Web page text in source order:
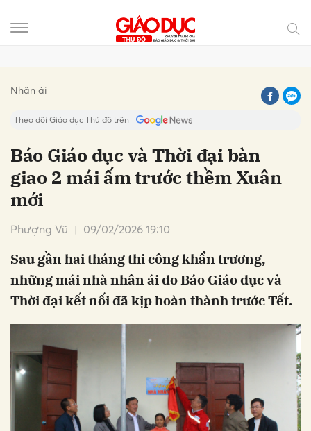
Nhân ái
Theo dõi Giáo dục Thủ đô trên
Báo Giáo dục và Thời đại bàn
giao 2 mái ấm trước thềm Xuân
mới
Phượng Vũ 09/02/2026 19:10
Sau gần hai tháng thi công khẩn trương,
những mái nhà nhân ái do Báo Giáo dục và
Thời đại kết nối đã kịp hoàn thành trước Tết.
Hủy Gửi